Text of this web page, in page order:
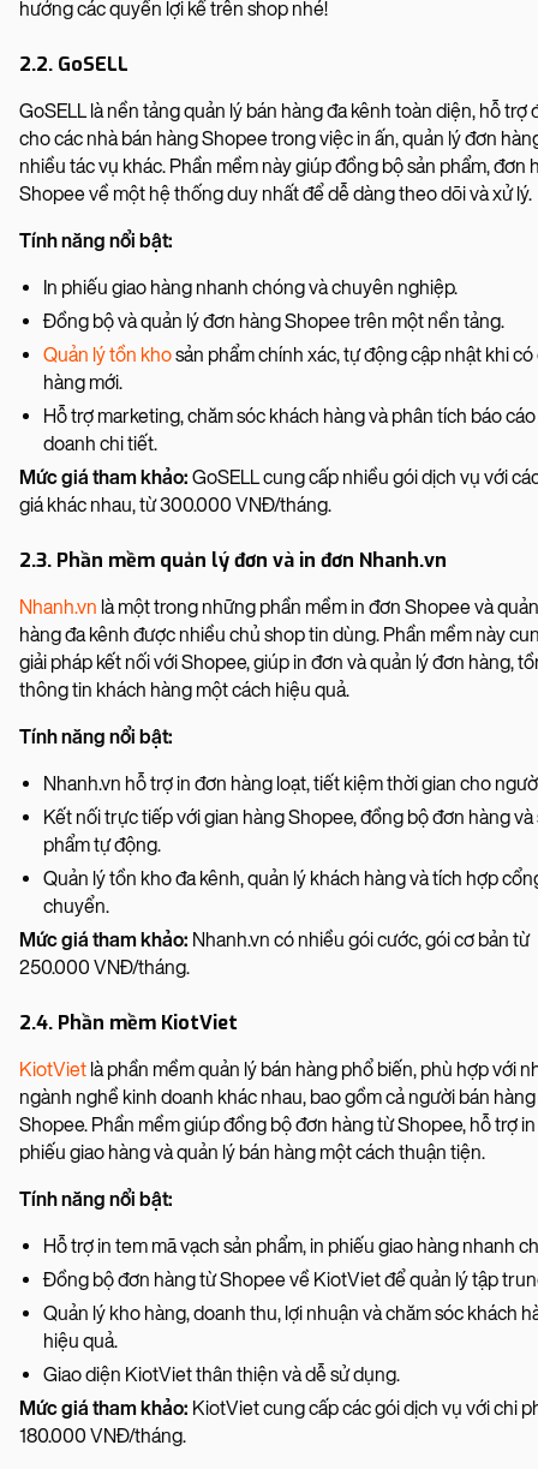
hưởng các quyền lợi kể trên shop nhé!
2.2. GoSELL
GoSELL là nền tảng quản lý bán hàng đa kênh toàn diện, hỗ trợ
cho các nhà bán hàng Shopee trong việc in ấn, quản lý đơn
nhiều tác vụ khác. Phần mềm này giúp đồng bộ sản phẩm, đơn
Shopee về một hệ thống duy nhất để dễ dàng theo dõi và xử lý.
Tính năng nổi bật:
In phiếu giao hàng nhanh chóng và chuyên nghiệp.
Đồng bộ và quản lý đơn hàng Shopee trên một nền tảng.
Quản lý tồn khosản phẩm chính xác, tự động cập nhật khi
hàng mới.
Hỗ trợ marketing, chăm sóc khách hàng và phân tích báo
doanh chi tiết.
Mức giá tham khảo: GoSELL cung cấp nhiều gói dịch vụ với
giá khác nhau, từ 300.000 VNĐ/tháng.
2.3. Phần mềm quản lý đơn và in đơn Nhanh.vn
Nhanh.vn là một trong những phần mềm in đơn Shopee và
hàng đa kênh được nhiều chủ shop tin dùng. Phần mềm này
giải pháp kết nối với Shopee, giúp in đơn và quản lý đơn hàng,
thông tin khách hàng một cách hiệu quả.
Tính năng nổi bật:
Nhanh.vn hỗ trợ in đơn hàng loạt, tiết kiệm thời gian cho
Kết nối trực tiếp với gian hàng Shopee, đồng bộ đơn hàng và
phẩm tự động.
Quản lý tồn kho đa kênh, quản lý khách hàng và tích hợp
chuyển.
Mức giá tham khảo: Nhanh.vn có nhiều gói cước, gói cơ bản từ
250.000 VNĐ/tháng.
2.4. Phần mềm KiotViet
KiotViet là phần mềm quản lý bán hàng phổ biến, phù hợp với
ngành nghề kinh doanh khác nhau, bao gồm cả người bán
Shopee. Phần mềm giúp đồng bộ đơn hàng từ Shopee, hỗ trợ
phiếu giao hàng và quản lý bán hàng một cách thuận tiện.
Tính năng nổi bật:
Hỗ trợ in tem mã vạch sản phẩm, in phiếu giao hàng nhanh
Đồng bộ đơn hàng từ Shopee về KiotViet để quản lý tập
Quản lý kho hàng, doanh thu, lợi nhuận và chăm sóc khách
hiệu quả.
Giao diện KiotViet thân thiện và dễ sử dụng.
Mức giá tham khảo: KiotViet cung cấp các gói dịch vụ với chi
180.000 VNĐ/tháng.